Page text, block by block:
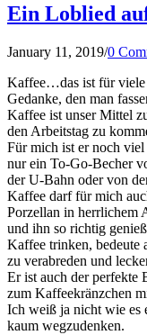
Ein Loblied
January 11, 2019/0
Kaffee…das ist für viele
Gedanke, den man
Kaffee ist unser Mittel
den Arbeitstag zu
Für mich ist er noch
nur ein To-Go-Becher
der U-Bahn oder von
Kaffee darf für mich
Porzellan in herrlichem
und ihn so richtig
Kaffee trinken, bedeute
zu verabreden und
Er ist auch der perfekte
zum Kaffeekränzchen
Ich weiß ja nicht wie es
kaum wegzudenken.